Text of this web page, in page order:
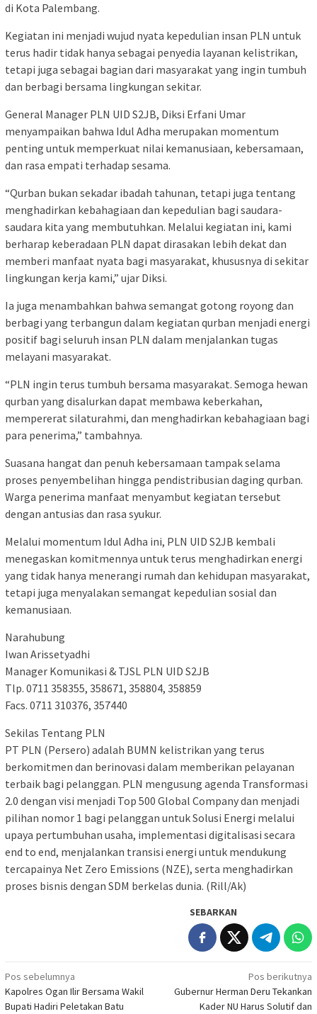
di Kota Palembang.
Kegiatan ini menjadi wujud nyata kepedulian insan PLN untuk
terus hadir tidak hanya sebagai penyedia layanan kelistrikan,
tetapi juga sebagai bagian dari masyarakat yang ingin tumbuh
dan berbagi bersama lingkungan sekitar.
General Manager PLN UID S2JB, Diksi Erfani Umar
menyampaikan bahwa Idul Adha merupakan momentum
penting untuk memperkuat nilai kemanusiaan, kebersamaan,
dan rasa empati terhadap sesama.
“Qurban bukan sekadar ibadah tahunan, tetapi juga tentang
menghadirkan kebahagiaan dan kepedulian bagi saudara-
saudara kita yang membutuhkan. Melalui kegiatan ini, kami
berharap keberadaan PLN dapat dirasakan lebih dekat dan
memberi manfaat nyata bagi masyarakat, khususnya di sekitar
lingkungan kerja kami,” ujar Diksi.
Ia juga menambahkan bahwa semangat gotong royong dan
berbagi yang terbangun dalam kegiatan qurban menjadi energi
positif bagi seluruh insan PLN dalam menjalankan tugas
melayani masyarakat.
“PLN ingin terus tumbuh bersama masyarakat. Semoga hewan
qurban yang disalurkan dapat membawa keberkahan,
mempererat silaturahmi, dan menghadirkan kebahagiaan bagi
para penerima,” tambahnya.
Suasana hangat dan penuh kebersamaan tampak selama
proses penyembelihan hingga pendistribusian daging qurban.
Warga penerima manfaat menyambut kegiatan tersebut
dengan antusias dan rasa syukur.
Melalui momentum Idul Adha ini, PLN UID S2JB kembali
menegaskan komitmennya untuk terus menghadirkan energi
yang tidak hanya menerangi rumah dan kehidupan masyarakat,
tetapi juga menyalakan semangat kepedulian sosial dan
kemanusiaan.
Narahubung
Iwan Arissetyadhi
Manager Komunikasi & TJSL PLN UID S2JB
Tlp. 0711 358355, 358671, 358804, 358859
Facs. 0711 310376, 357440
Sekilas Tentang PLN
PT PLN (Persero) adalah BUMN kelistrikan yang terus
berkomitmen dan berinovasi dalam memberikan pelayanan
terbaik bagi pelanggan. PLN mengusung agenda Transformasi
2.0 dengan visi menjadi Top 500 Global Company dan menjadi
pilihan nomor 1 bagi pelanggan untuk Solusi Energi melalui
upaya pertumbuhan usaha, implementasi digitalisasi secara
end to end, menjalankan transisi energi untuk mendukung
tercapainya Net Zero Emissions (NZE), serta menghadirkan
proses bisnis dengan SDM berkelas dunia. (Rill/Ak)
SEBARKAN
Navigasi
pos
Pos sebelumnya
Kapolres Ogan Ilir Bersama Wakil
Bupati Hadiri Peletakan Batu
Pos berikutnya
Gubernur Herman Deru Tekankan
Kader NU Harus Solutif dan